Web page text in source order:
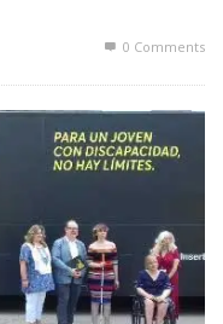
0 Comments